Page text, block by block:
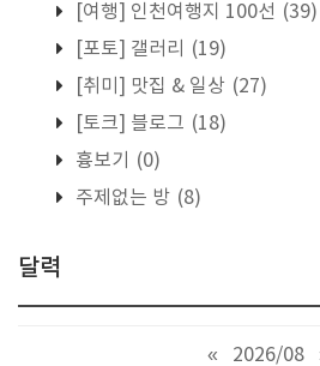
[여행] 인천여행지 100선 (39)
[포토] 갤러리
(19)
[취미] 맛집 & 일상 (27)
[토크] 블로그 (18)
흉보기
(0)
주제없는 방 (8)
달력
« 2026/08